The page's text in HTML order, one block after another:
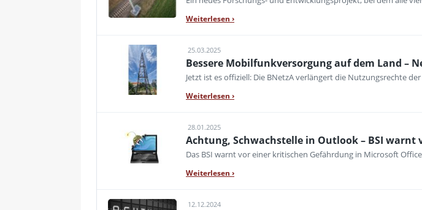
Weiterlesen ›
25.03.2025
Bessere Mobilfunkversorgung auf dem Land –
Jetzt ist es offiziell: Die BNetzA verlängert die Nutzungsrechte
Weiterlesen ›
28.01.2025
Achtung, Schwachstelle in Outlook – BSI
Das BSI warnt vor einer kritischen Gefährdung in Microsoft
Weiterlesen ›
12.12.2024